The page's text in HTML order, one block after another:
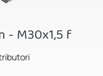
- M30x1,5 f